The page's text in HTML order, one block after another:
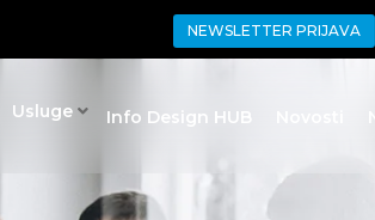
NEWSLETTER PRIJAVA
Usluge Info Design HUB